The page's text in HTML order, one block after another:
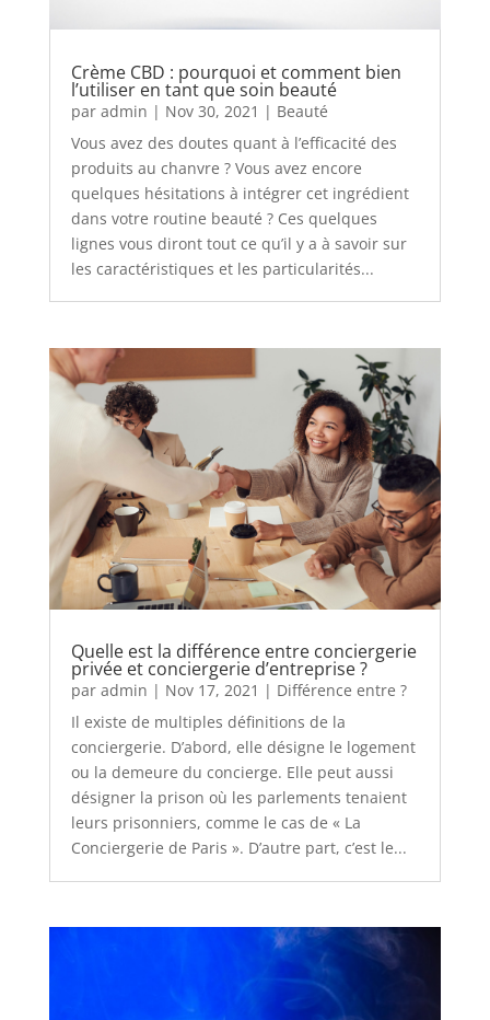
Crème CBD : pourquoi et comment bien
l’utiliser en tant que soin beauté
par admin | Nov 30, 2021 | Beauté
Vous avez des doutes quant à l’efficacité des
produits au chanvre ? Vous avez encore
quelques hésitations à intégrer cet ingrédient
dans votre routine beauté ? Ces quelques
lignes vous diront tout ce qu’il y a à savoir sur
les caractéristiques et les particularités...
Quelle est la différence entre conciergerie
privée et conciergerie d’entreprise ?
par admin | Nov 17, 2021 | Différence entre ?
Il existe de multiples définitions de la
conciergerie. D’abord, elle désigne le logement
ou la demeure du concierge. Elle peut aussi
désigner la prison où les parlements tenaient
leurs prisonniers, comme le cas de « La
Conciergerie de Paris ». D’autre part, c’est le...